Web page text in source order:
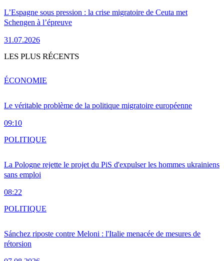
L’Espagne sous pression : la crise migratoire de Ceuta met
Schengen à l’épreuve
31.07.2026
LES PLUS RÉCENTS
Le véritable problème de la politique migratoire européenne
09:10
ÉCONOMIE
La Pologne rejette le projet du PiS d'expulser les hommes ukrainiens
sans emploi
08:22
POLITIQUE
Sánchez riposte contre Meloni : l'Italie menacée de mesures de
rétorsion
POLITIQUE